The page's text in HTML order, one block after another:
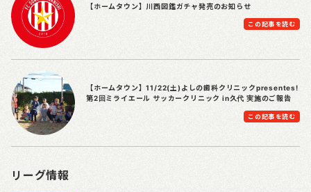
【ホームタウン】川西図鑑ガチャ発売のお知らせ
この記事を読む
【ホームタウン】11/22(土)よしの歯科クリニックpresentes!
第2回ミライエール サッカークリニック in久代 実施のご報告
この記事を読む
リーグ情報